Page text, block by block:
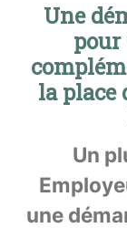
Une
pour
la place
Un
une